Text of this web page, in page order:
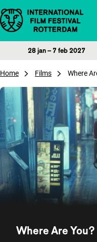
Direct naar inhoud
28 jan – 7 feb 2027
Home Films Where
Where Are You?